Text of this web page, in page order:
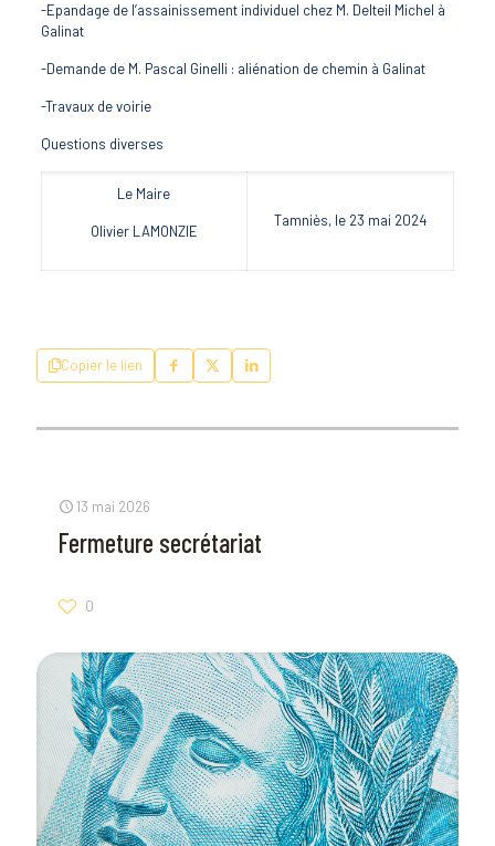
-Epandage de l’assainissement individuel chez M. Delteil Michel à
Galinat
-Demande de M. Pascal Ginelli : aliénation de chemin à Galinat
-Travaux de voirie
Questions diverses
Le Maire
Olivier LAMONZIE
Tamniès, le 23 mai 2024
Copier le lien
13 mai 2026
Fermeture secrétariat
0